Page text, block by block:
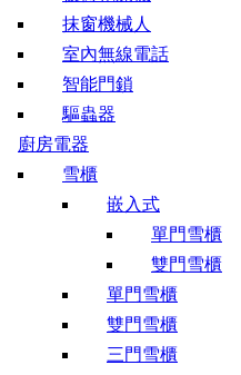
抹窗機械人
室內無線電話
智能門鎖
驅蟲器
廚房電器
雪櫃
嵌入式
單門雪櫃
雙門雪櫃
單門雪櫃
雙門雪櫃
三門雪櫃